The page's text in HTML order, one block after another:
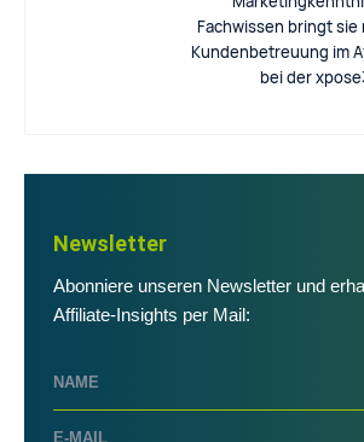
Fachwissen bringt sie
Kundenbetreuung im
bei der
Newsletter
Abonniere unseren Newsletter und
Affiliate-Insights per Mail: